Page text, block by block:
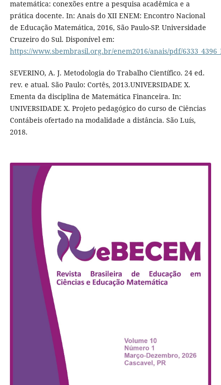
matemática: conexões entre a pesquisa acadêmica e a
prática docente. In: Anais do XII ENEM: Encontro Nacional
de Educação Matemática, 2016, São Paulo-SP. Universidade
Cruzeiro do Sul. Disponível em:
https://www.sbembrasil.org.br/enem2016/anais/pdf/
SEVERINO, A. J. Metodologia do Trabalho Científico. 24 ed.
rev. e atual. São Paulo: Cortês, 2013.UNIVERSIDADE X.
Ementa da disciplina de Matemática Financeira. In:
UNIVERSIDADE X. Projeto pedagógico do curso de Ciências
Contábeis ofertado na modalidade a distância. São Luís,
2018.